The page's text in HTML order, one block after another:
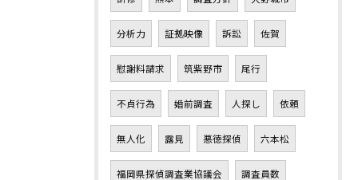
分析力 証拠映像 訴訟 佐賀
慰謝料請求 筑紫野市 尾行
不貞行為 婚前調査 人探し 依頼
無人化 露見 悪徳探偵 六本松
福岡県探偵調査業協議会 調査員数